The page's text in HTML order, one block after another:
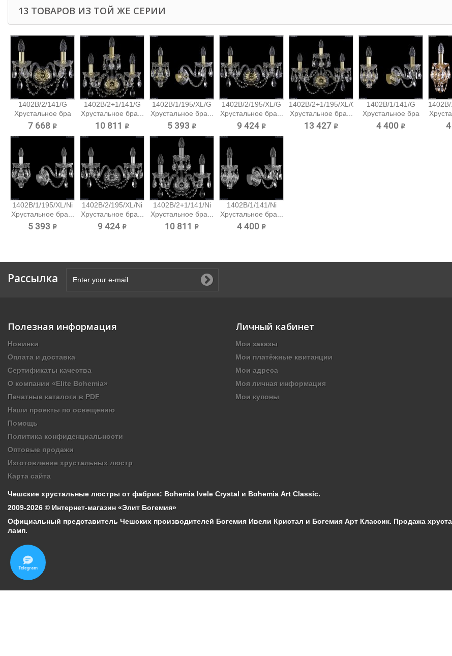
13 ТОВАРОВ ИЗ ТОЙ ЖЕ СЕРИИ
1402B/2/141/G
Хрустальное бра
Bohemia...
7 668 ₽
1402B/2+1/141/G
Хрустальное бра...
10 811 ₽
1402B/1/195/XL/G
Хрустальное бра...
5 393 ₽
1402B/2/195/XL/G
Хрустальное бра...
9 424 ₽
1402B/2+1/195/XL/G
Хрустальное бра...
13 427 ₽
1402B/1/141/G
Хрустальное бра
Bohemia...
4 400 ₽
1402B/
1402B/1/195/XL/Ni
Хрустальное бра...
5 393 ₽
1402B/2/195/XL/Ni
Хрустальное бра...
9 424 ₽
1402B/2+1/141/Ni
Хрустальное бра...
10 811 ₽
1402B/1/141/Ni
Хрустальное бра...
4 400 ₽
Рассылка
Полезная информация
Новинки
Оплата и доставка
Сертификаты качества
О компании «Elite Bohemia»
Печатные каталоги в PDF
Наши проекты по освещению
Помощь
Политика конфиденциальности
Оптовые продажи
Изготовление хрустальных люстр
Карта сайта
Личный кабинет
Мои заказы
Мои платёжные квитанции
Мои адреса
Моя личная информация
Мои купоны
Чешские хрустальные люстры от фабрик: Bohemia Ivele Crystal и Bohemia Art Classic.
2009-2026 © Интернет-магазин «Элит Богемия»
Официальный представитель Чешских производителей Богемия Ивели Кристал и Богемия Арт Классик. Продажа
ламп.
Telegram